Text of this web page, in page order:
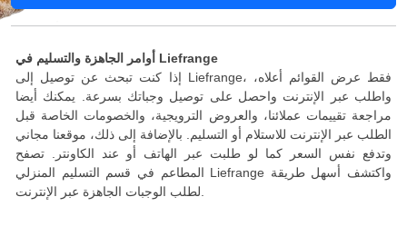
أوامر الجاهزة والتسليم في Liefrange
إذا كنت تبحث عن توصيل إلى Liefrange، فقط عرض القوائم أعلاه،
واطلب عبر الإنترنت واحصل على توصيل وجباتك بسرعة. يمكنك أيضا
مراجعة تقييمات عملائنا، والعروض الترويجية، والخصومات الخاصة قبل
الطلب عبر الإنترنت للاستلام أو التسليم. بالإضافة إلى ذلك، موقعنا مجاني
وتدفع نفس السعر كما لو طلبت عبر الهاتف أو عند الكاونتر. تصفح
المطاعم في قسم التسليم المنزلي Liefrange واكتشف أسهل طريقة